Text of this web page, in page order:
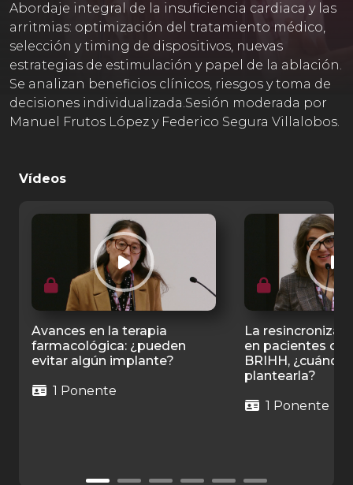
Abordaje integral de la insuficiencia cardiaca y las
arritmias: optimización del tratamiento médico,
selección y timing de dispositivos, nuevas
estrategias de estimulación y papel de la ablación.
Se analizan beneficios clínicos, riesgos y toma de
decisiones individualizada.Sesión moderada por
Manuel Frutos López y Federico Segura Villalobos.
Vídeos
Avances en la terapia
farmacológica: ¿pueden
evitar algún implante?
1 Ponente
La
en pacientes
BRIHH, ¿cuándo
plantearla?
1 Ponente